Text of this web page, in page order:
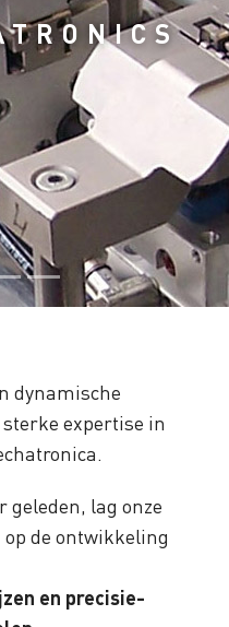
dynamische
expertise in
lag onze
de ontwikkeling
en precisie-